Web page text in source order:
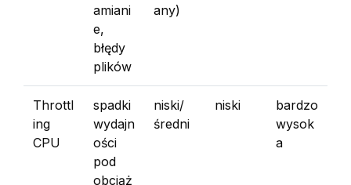
amiani
e,
błędy
plików
any)
Throttl
ing
CPU
spadki
wydajn
ości
pod
obciąż
niski/
średni
niski
bardzo
wysok
a